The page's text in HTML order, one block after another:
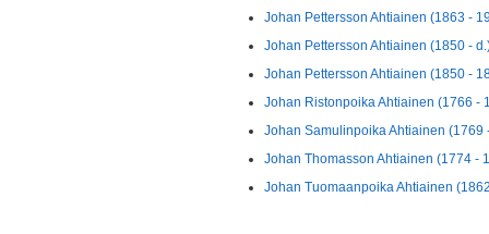
Johan Pettersson Ahtiainen (1863 -
Johan Pettersson Ahtiainen (1850 -
Johan Pettersson Ahtiainen (1850 -
Johan Ristonpoika Ahtiainen (1766 -
Johan Samulinpoika Ahtiainen (1769
Johan Thomasson Ahtiainen (1774 -
Johan Tuomaanpoika Ahtiainen